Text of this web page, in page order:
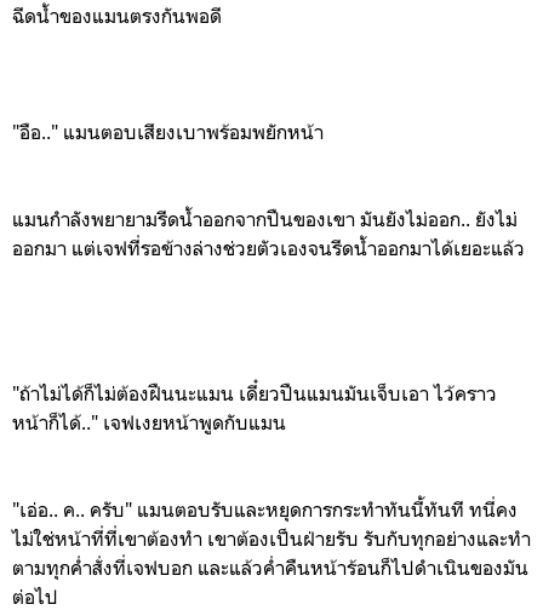
ฉีดน้ำของแมนตรงกันพอดี
"อือ.." แมนตอบเสียงเบาพร้อมพยักหน้า
แมนกำลังพยายามรีดน้ำออกจากปืนของเขา มันยังไม่ออก.. ยังไม่
ออกมา แต่เจฟที่รอข้างล่างช่วยตัวเองจนรีดน้ำออกมาได้เยอะแล้ว
"ถ้าไม่ได้ก็ไม่ต้องฝืนนะแมน เดี๋ยวปืนแมนมันเจ็บเอา ไว้คราว
หน้าก็ได้.." เจฟเงยหน้าพูดกับแมน
"เอ่อ.. ค.. ครับ" แมนตอบรับและหยุดการกระทำทันนี้ทันที ทนี่คง
ไม่ใช่หน้าที่ที่เขาต้องทำ เขาต้องเป็นฝ่ายรับ รับกับทุกอย่างและทำ
ตามทุกค่ำสั่งที่เจฟบอก และแล้วค่ำคืนหน้าร้อนก็ไปดำเนินของมัน
ต่อไป